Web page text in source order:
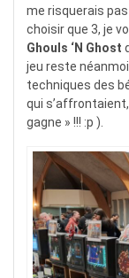
me risquerais pas
choisir que 3, je
Ghouls ‘N Ghost
jeu reste
techniques des
qui
gagne » !!! :p ).